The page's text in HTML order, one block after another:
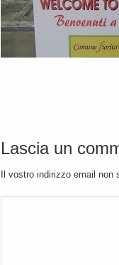
Lascia un
Il vostro indirizzo email